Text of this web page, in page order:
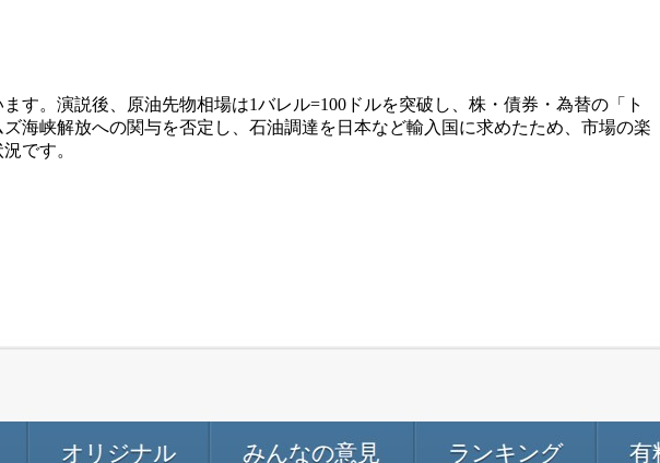
。演説後、原油先物相場は1バレル=100ドルを突破し、株・債券・為替の「ト
海峡解放への関与を否定し、石油調達を日本など輸入国に求めたため、市場の楽
です。